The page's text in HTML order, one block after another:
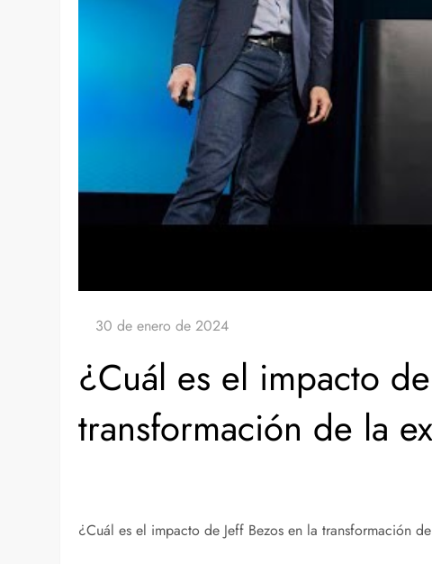
¿Cuál es el impacto
transformación de la
¿Cuál es el impacto de Jeff Bezos en la transformación